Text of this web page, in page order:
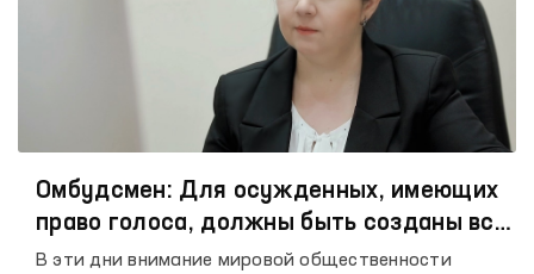
с предвыборной программой кандидатов.
Омбудсмен: Для осужденных, имеющих
право голоса, должны быть созданы все
условия
В эти дни внимание мировой общественности